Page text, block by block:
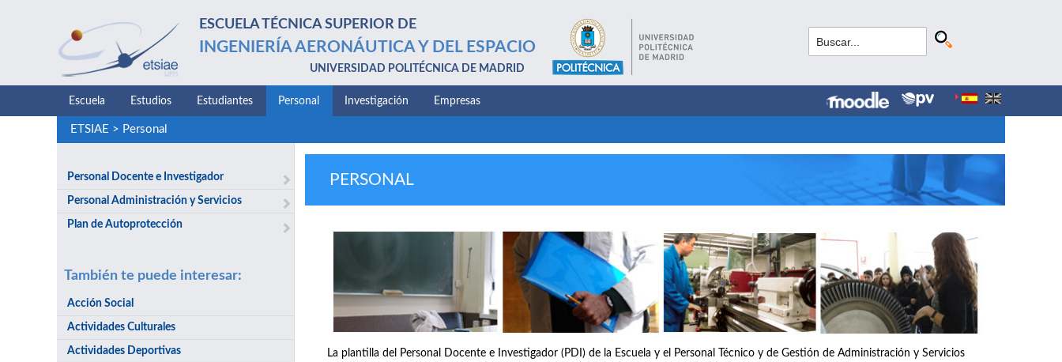
ESCUELA TÉCNICA SUPERIOR DE
INGENIERÍA AERONÁUTICA Y DEL ESPACIO
UNIVERSIDAD POLITÉCNICA DE MADRID
Escuela Estudios Estudiantes Personal Investigación Empresas
ETSIAE > Personal
Personal Docente e Investigador
Personal Administración y Servicios
Plan de Autoprotección
También te puede interesar:
Acción Social
Actividades Culturales
Actividades Deportivas
PERSONAL
La plantilla del Personal Docente e Investigador (PDI) de la Escuela y el Personal Técnico y de Gestión de Administración y Servicios